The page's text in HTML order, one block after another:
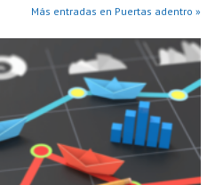
Más entradas en Puertas adentro »